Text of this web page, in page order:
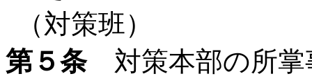
（対策班）
第５条対策本部の所掌